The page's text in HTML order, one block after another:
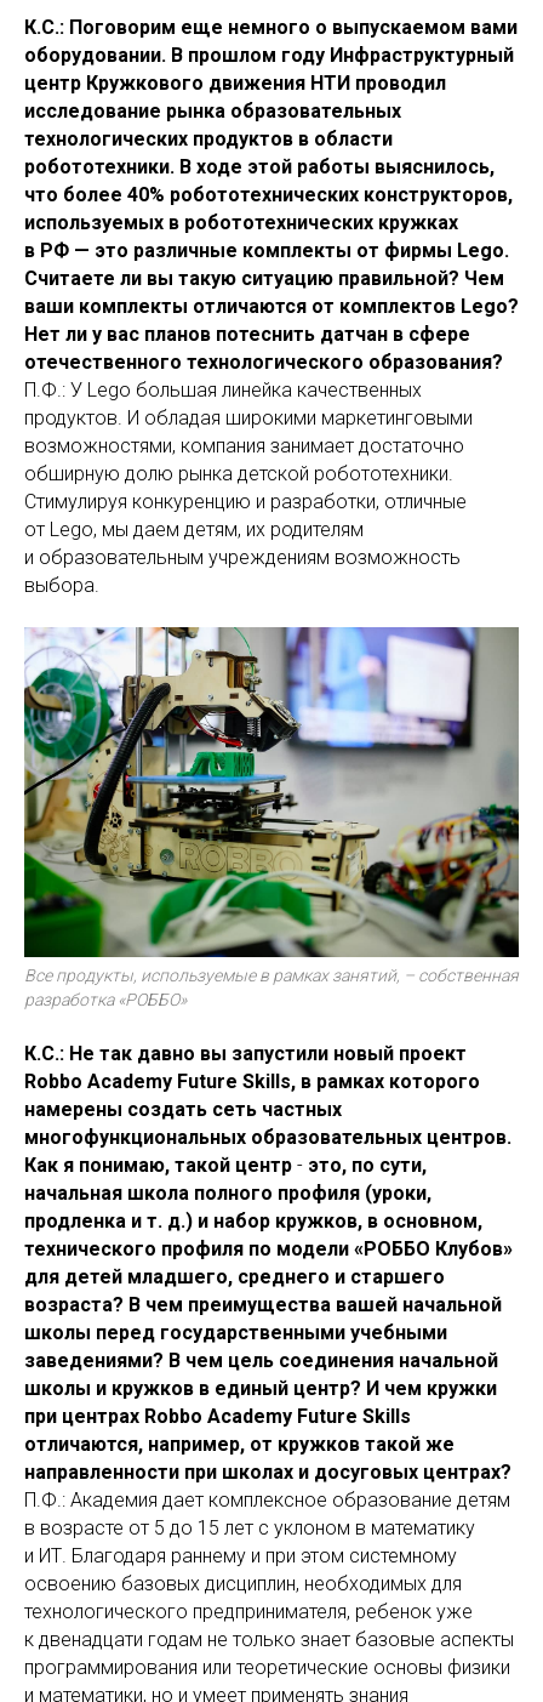
К.С.: Поговорим еще немного о выпускаемом вами
оборудовании. В прошлом году Инфраструктурный
центр Кружкового движения НТИ проводил
исследование рынка образовательных
технологических продуктов в области
робототехники. В ходе этой работы выяснилось,
что более 40% робототехнических конструкторов,
используемых в робототехнических кружках
в РФ — это различные комплекты от фирмы Lego.
Считаете ли вы такую ситуацию правильной? Чем
ваши комплекты отличаются от комплектов Lego?
Нет ли у вас планов потеснить датчан в сфере
отечественного технологического образования?
П.Ф.: У Lego большая линейка качественных
продуктов. И обладая широкими маркетинговыми
возможностями, компания занимает достаточно
обширную долю рынка детской робототехники.
Стимулируя конкуренцию и разработки, отличные
от Lego, мы даем детям, их родителям
и образовательным учреждениям возможность
выбора.
Все продукты, используемые в рамках занятий, – собственная
разработка «РОББО»
К.С.: Не так давно вы запустили новый проект
Robbo Academy Future Skills, в рамках которого
намерены создать сеть частных
многофункциональных образовательных центров.
Как я понимаю, такой центр - это, по сути,
начальная школа полного профиля (уроки,
продленка и т. д.) и набор кружков, в основном,
технического профиля по модели «РОББО Клубов»
для детей младшего, среднего и старшего
возраста? В чем преимущества вашей начальной
школы перед государственными учебными
заведениями? В чем цель соединения начальной
школы и кружков в единый центр? И чем кружки
при центрах Robbo Academy Future Skills
отличаются, например, от кружков такой же
направленности при школах и досуговых центрах?
П.Ф.: Академия дает комплексное образование детям
в возрасте от 5 до 15 лет с уклоном в математику
и ИТ. Благодаря раннему и при этом системному
освоению базовых дисциплин, необходимых для
технологического предпринимателя, ребенок уже
к двенадцати годам не только знает базовые аспекты
программирования или теоретические основы физики
и математики, но и умеет применять знания